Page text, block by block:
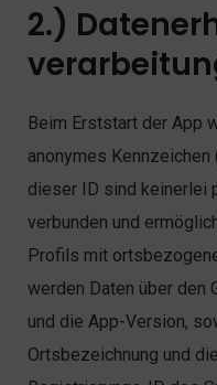
2.)
Beim Erststart der App
anonymes
dieser ID sind keinerlei
verbunden und
Profils mit
werden Daten über den
und die App-Version,
Ortsbezeichnung und